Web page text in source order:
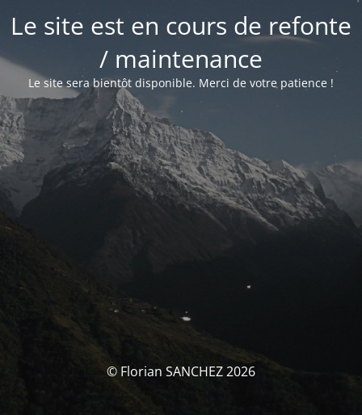
Le site est en cours de refonte
/ maintenance
Le site sera bientôt disponible. Merci de votre patience !
© Florian SANCHEZ 2026